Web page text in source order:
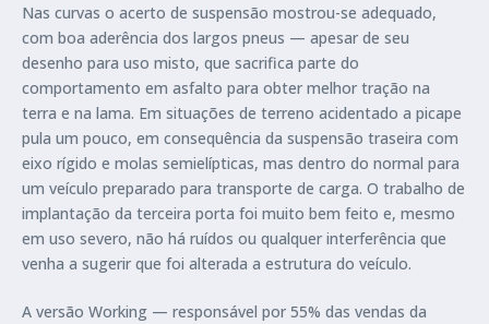
Nas curvas o acerto de suspensão mostrou-se adequado,
com boa aderência dos largos pneus — apesar de seu
desenho para uso misto, que sacrifica parte do
comportamento em asfalto para obter melhor tração na
terra e na lama. Em situações de terreno acidentado a picape
pula um pouco, em consequência da suspensão traseira com
eixo rígido e molas semielípticas, mas dentro do normal para
um veículo preparado para transporte de carga. O trabalho de
implantação da terceira porta foi muito bem feito e, mesmo
em uso severo, não há ruídos ou qualquer interferência que
venha a sugerir que foi alterada a estrutura do veículo.
A versão Working — responsável por 55% das vendas da